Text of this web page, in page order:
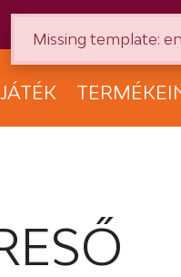
JÁTÉK
Missing template: